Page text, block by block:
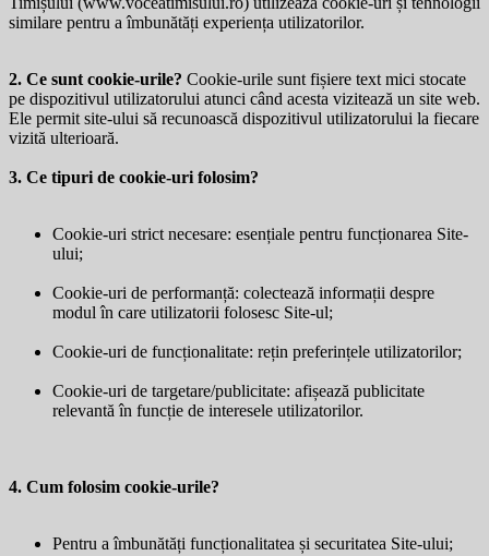
similare pentru a îmbunătăți experiența utilizatorilor.
2. Ce sunt cookie-urile? Cookie-urile sunt fișiere text mici stocate
pe dispozitivul utilizatorului atunci când acesta vizitează un site web.
Ele permit site-ului să recunoască dispozitivul utilizatorului la fiecare
vizită ulterioară.
3. Ce tipuri de cookie-uri folosim?
Cookie-uri strict necesare: esențiale pentru funcționarea Site-
ului;
Cookie-uri de performanță: colectează informații despre
modul în care utilizatorii folosesc Site-ul;
Cookie-uri de funcționalitate: rețin preferințele utilizatorilor;
Cookie-uri de targetare/publicitate: afișează publicitate
relevantă în funcție de interesele utilizatorilor.
4. Cum folosim cookie-urile?
Pentru a îmbunătăți funcționalitatea și securitatea Site-ului;